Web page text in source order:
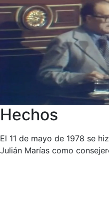
Hechos
El 11 de mayo de 1978 se
Julián Marías como